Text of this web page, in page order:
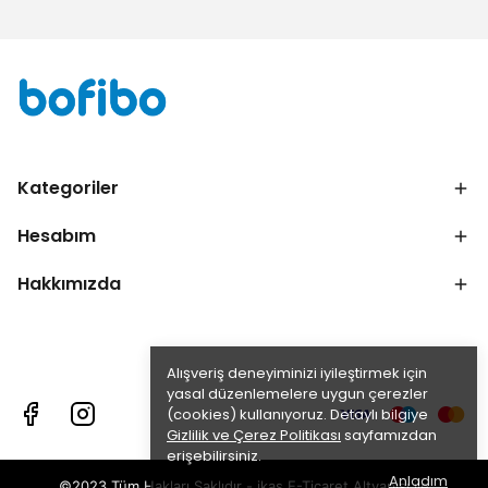
Alışveriş deneyiminizi iyileştirmek için
yasal düzenlemelere uygun çerezler
(cookies) kullanıyoruz. Detaylı bilgiye
Gizlilik ve Çerez Politikası sayfamızdan
erişebilirsiniz.
Anladım
Kategoriler
Hesabım
Hakkımızda